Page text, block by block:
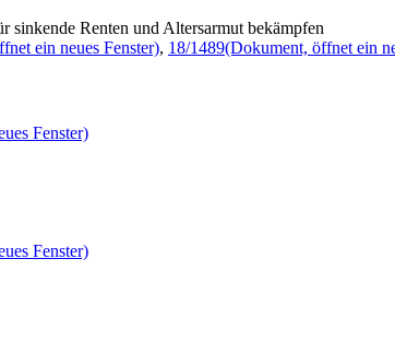
sinkende Renten und Altersarmut bekämpfen
ein neues Fenster), 18/1489(Dokument, öffnet ein
Fenster)
Fenster)